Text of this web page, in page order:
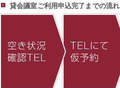
貸会議室ご利用申込完了までの流れ